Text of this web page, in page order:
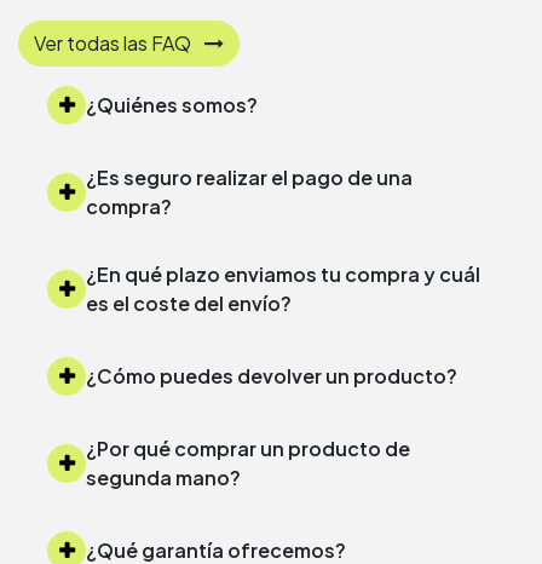
Ver todas las FAQ
¿Quiénes somos?
¿Es seguro realizar el pago de una
compra?
¿En qué plazo enviamos tu compra y cuál
es el coste del envío?
¿Cómo puedes devolver un producto?
¿Por qué comprar un producto de
segunda mano?
¿Qué garantía ofrecemos?